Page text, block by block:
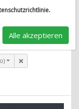
.
Alle akzeptieren